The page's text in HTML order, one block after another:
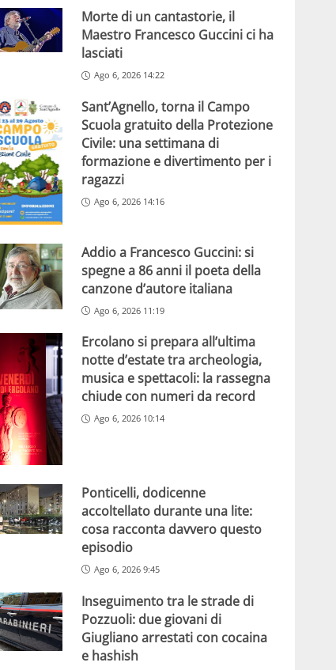
Morte di un cantastorie, il
Maestro Francesco Guccini ci ha
lasciati
Ago 6, 2026 14:22
Sant’Agnello, torna il Campo
Scuola gratuito della Protezione
Civile: una settimana di
formazione e divertimento per i
ragazzi
Ago 6, 2026 14:16
Addio a Francesco Guccini: si
spegne a 86 anni il poeta della
canzone d’autore italiana
Ago 6, 2026 11:19
Ercolano si prepara all’ultima
notte d’estate tra archeologia,
musica e spettacoli: la rassegna
chiude con numeri da record
Ago 6, 2026 10:14
Ponticelli, dodicenne
accoltellato durante una lite:
cosa racconta davvero questo
episodio
Ago 6, 2026 9:45
Inseguimento tra le strade di
Pozzuoli: due giovani di
Giugliano arrestati con cocaina
e hashish